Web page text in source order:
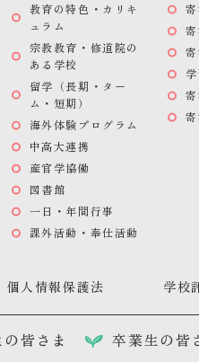
教育の特色・カリキ
ュラム
宗教教育・修道院の
ある学校
留学（長期・ター
ム・短期）
海外体験プログラム
中高大連携
産官学協働
図書館
一日・年間行事
課外活動・奉仕活動
個人情報保護法 学校
皆さま 卒業生の皆